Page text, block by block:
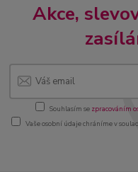
Akce,
Souhlasím se zpracováním
Vaše osobní údaje chráníme v